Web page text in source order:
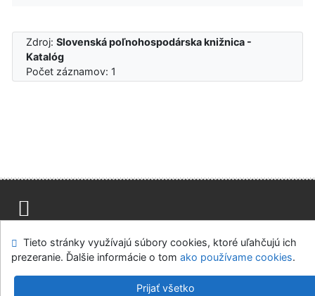
Zdroj:Slovenská poľnohospodárska knižnica -
Katalóg
Počet záznamov: 1
Modul OpenSearch
Napíšte nám Nastavenie cookies
Slovenská poľnohospodárska knižnica pri SPU v Nitre
Tieto stránky využívajú súbory cookies, ktoré uľahčujú ich
prezeranie. Ďalšie informácie o tom ako používame cookies.
Prijať všetko